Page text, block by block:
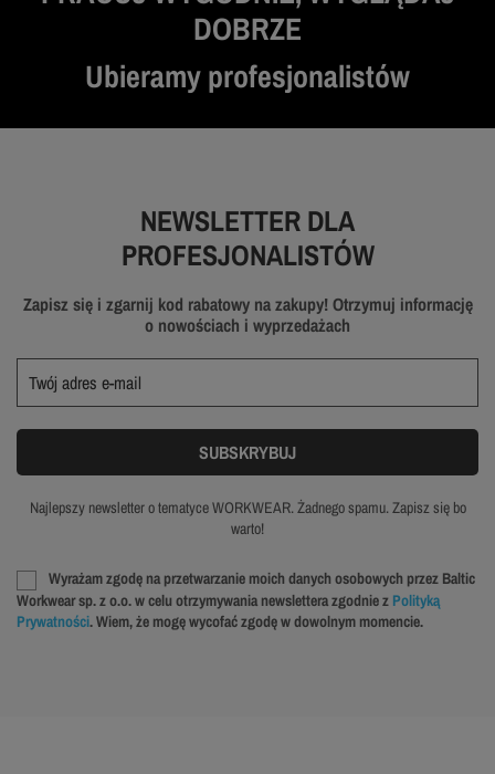
DOBRZE
Ubieramy profesjonalistów
NEWSLETTER DLA
PROFESJONALISTÓW
Zapisz się i zgarnij kod rabatowy na zakupy! Otrzymuj informację
o nowościach i wyprzedażach
Najlepszy newsletter o tematyce WORKWEAR. Żadnego spamu. Zapisz się bo
warto!
Wyrażam zgodę na przetwarzanie moich danych osobowych przez Baltic
Workwear sp. z o.o. w celu otrzymywania newslettera zgodnie z Polityką
Prywatności. Wiem, że mogę wycofać zgodę w dowolnym momencie.